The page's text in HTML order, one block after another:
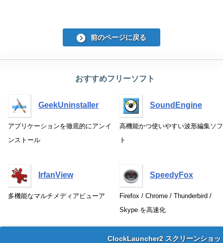
前のページに戻る
おすすめフリーソフト
GeekUninstaller
アプリケーションを徹底的にアンイ
ンストール
SoundEngine
高機能かつ使いやすい波形編集ソフ
ト
IrfanView
多機能なマルチメディアビューア
SpeedyFox
Firefox / Chrome / Thunderbird /
Skype を高速化
ClockLauncher2 スクリーンショッ